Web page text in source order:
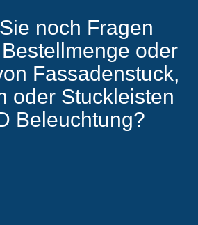
noch Fragen
oder
Fassadenstuck,
oder Stuckleisten
Beleuchtung?